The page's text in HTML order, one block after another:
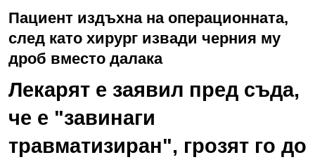
Пациент издъхна на операционната,
след като хирург извади черния му
дроб вместо далака
Лекарят е заявил пред съда,
че е "завинаги
травматизиран", грозят го до